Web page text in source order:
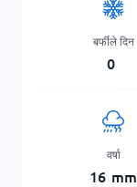
बर्फीले दिन
0
वर्षा
16 mm